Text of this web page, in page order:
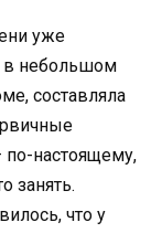
уже
в небольшом
составляла
по-настоящему,
занять.
что у